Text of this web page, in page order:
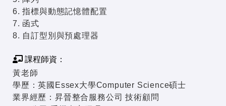
6. 指標與動態記憶體配置
7. 函式
8. 自訂型別與預處理器
課程師資：
黃老師
學歷：英國Essex大學Computer Science碩士
業界經歷：昇晉整合服務公司 技術顧問